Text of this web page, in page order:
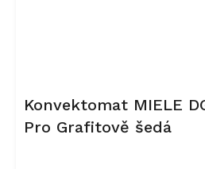
Konvektomat MIELE
Pro Grafitově šedá